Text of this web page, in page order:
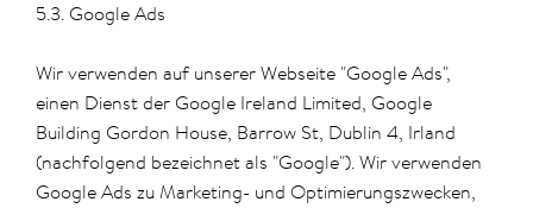
5.3. Google Ads
Wir verwenden auf unserer Webseite "Google Ads",
einen Dienst der Google Ireland Limited, Google
Building Gordon House, Barrow St, Dublin 4, Irland
(nachfolgend bezeichnet als "Google"). Wir verwenden
Google Ads zu Marketing- und Optimierungszwecken,